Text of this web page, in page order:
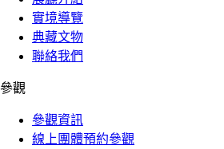
實境導覽
典藏文物
聯絡我們
參觀
參觀資訊
線上團體預約參觀